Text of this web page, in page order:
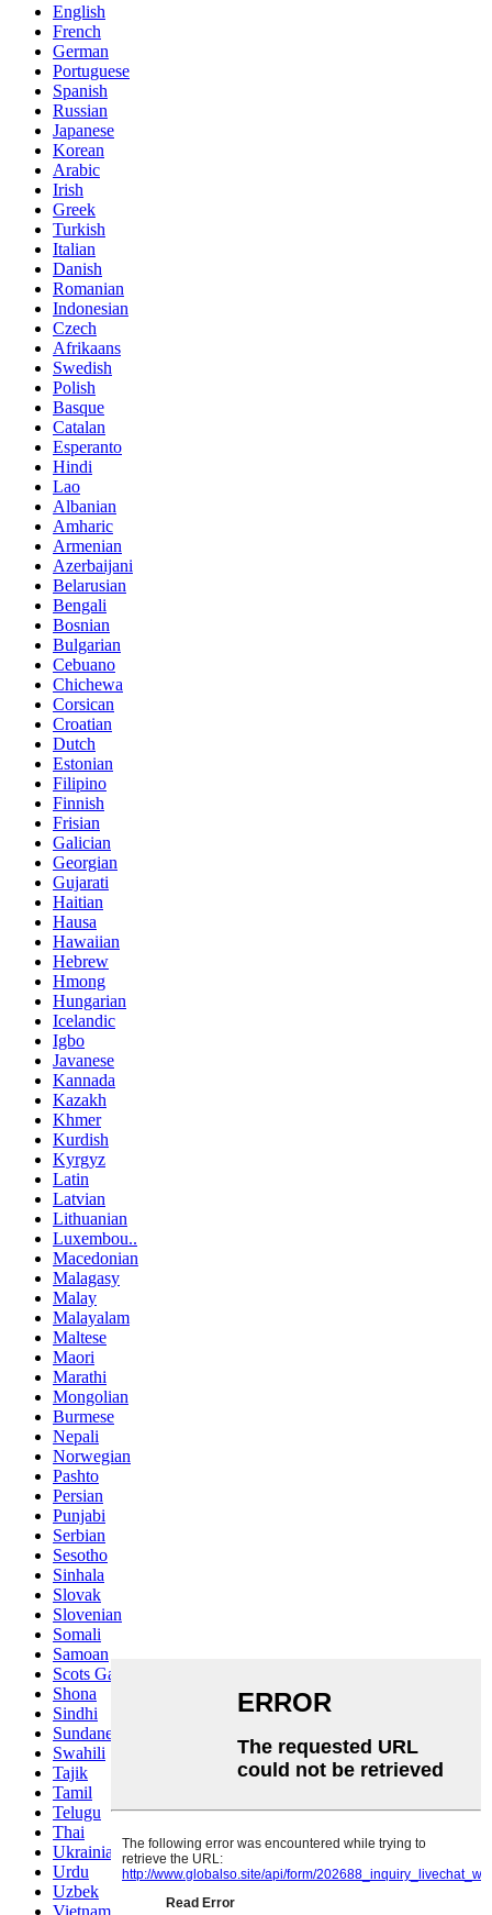
English
French
German
Portuguese
Spanish
Russian
Japanese
Korean
Arabic
Irish
Greek
Turkish
Italian
Danish
Romanian
Indonesian
Czech
Afrikaans
Swedish
Polish
Basque
Catalan
Esperanto
Hindi
Lao
Albanian
Amharic
Armenian
Azerbaijani
Belarusian
Bengali
Bosnian
Bulgarian
Cebuano
Chichewa
Corsican
Croatian
Dutch
Estonian
Filipino
Finnish
Frisian
Galician
Georgian
Gujarati
Haitian
Hausa
Hawaiian
Hebrew
Hmong
Hungarian
Icelandic
Igbo
Javanese
Kannada
Kazakh
Khmer
Kurdish
Kyrgyz
Latin
Latvian
Lithuanian
Luxembou..
Macedonian
Malagasy
Malay
Malayalam
Maltese
Maori
Marathi
Mongolian
Burmese
Nepali
Norwegian
Pashto
Persian
Punjabi
Serbian
Sesotho
Sinhala
Slovak
Slovenian
Somali
Samoan
Scots Gaelic
Shona
Sindhi
Sundanese
Swahili
Tajik
Tamil
Telugu
Thai
Ukrainian
Urdu
Uzbek
Vietnamese